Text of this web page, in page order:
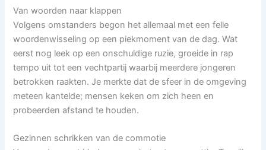
Van woorden naar klappen
Volgens omstanders begon het allemaal met een felle
woordenwisseling op een piekmoment van de dag. Wat
eerst nog leek op een onschuldige ruzie, groeide in rap
tempo uit tot een vechtpartij waarbij meerdere jongeren
betrokken raakten. Je merkte dat de sfeer in de omgeving
meteen kantelde; mensen keken om zich heen en
probeerden afstand te houden.
Gezinnen schrikken van de commotie